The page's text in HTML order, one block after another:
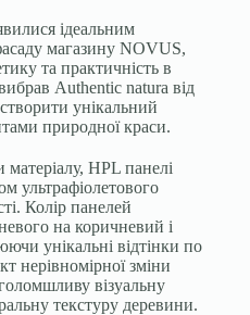
ідеальним
магазину NOVUS,
та практичність в
Authentic natura від
унікальний
природної краси.
матеріалу, HPL панелі
ультрафіолетового
Колір панелей
на коричневий і
унікальні відтінки по
нерівномірної зміни
візуальну
текстуру деревини.